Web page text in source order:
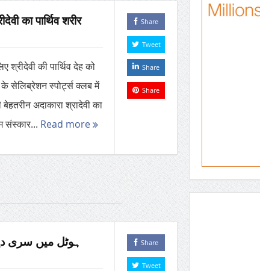
का पार्थिव शरीर
श्रीदेवी की पार्थिव देह को
सेलिब्रेशन स्पोर्ट्स क्लब में
अदाकारा श्रादेवी का
संस्कार... Read more
Share
Tweet
Share
Share
ہوٹل میں سری دیوی کے Share
Tweet